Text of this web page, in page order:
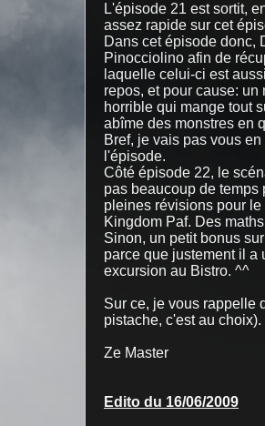
L'épisode 21 est sortit,
assez rapide sur cet
Dans cet épisode donc,
Pinocciolino afin de
laquelle celui-ci est
repos, et pour cause:
horrible qui mange tout
abîme des monstres en
Bref, je vais pas vous
l'épisode.
Côté épisode 22, le
pas beaucoup de temps
pleines révisions pour
Kingdom Paf. Des
Sinon, un petit bonus
parce que justement il a
excursion au Bistro. ^^
Sur ce, je vous rappelle
pistache, c'est au choix).
Ze Master
Edito du 16/06/2009